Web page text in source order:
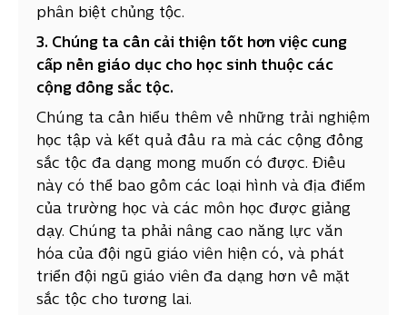
phân biệt chủng tộc.
3. Chúng ta cần cải thiện tốt hơn việc cung
cấp nền giáo dục cho học sinh thuộc các
cộng đồng sắc tộc.
Chúng ta cần hiểu thêm về những trải nghiệm
học tập và kết quả đầu ra mà các cộng đồng
sắc tộc đa dạng mong muốn có được. Điều
này có thể bao gồm các loại hình và địa điểm
của trường học và các môn học được giảng
dạy. Chúng ta phải nâng cao năng lực văn
hóa của đội ngũ giáo viên hiện có, và phát
triển đội ngũ giáo viên đa dạng hơn về mặt
sắc tộc cho tương lai.